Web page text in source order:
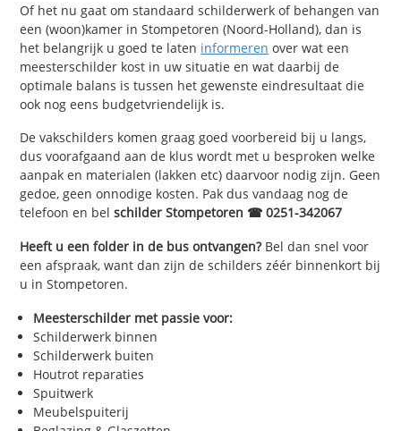
Of het nu gaat om standaard schilderwerk of behangen van
een (woon)kamer in Stompetoren (Noord-Holland), dan is
het belangrijk u goed te laten informeren over wat een
meesterschilder kost in uw situatie en wat daarbij de
optimale balans is tussen het gewenste eindresultaat die
ook nog eens budgetvriendelijk is.
De vakschilders komen graag goed voorbereid bij u langs,
dus voorafgaand aan de klus wordt met u besproken welke
aanpak en materialen (lakken etc) daarvoor nodig zijn. Geen
gedoe, geen onnodige kosten. Pak dus vandaag nog de
telefoon en belschilder Stompetoren ☎ 0251-342067
Heeft u een folder in de bus ontvangen?Bel dan snel voor
een afspraak, want dan zijn de schilders zéér binnenkort bij
u in Stompetoren.
Meesterschilder met passie voor:
Schilderwerk binnen
Schilderwerk buiten
Houtrot reparaties
Spuitwerk
Meubelspuiterij